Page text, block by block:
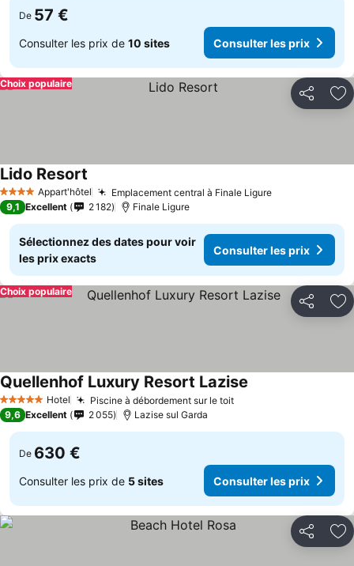
De 57 €
Consulter les prix de 10 sites Consulter les prix
Partager
Choix populaire
4 Étoiles Appart'hôtel Emplacement central à Finale Ligure
Lido Resort
9,1 Excellent 2 182 Finale Ligure
Sélectionnez des dates pour voir
les prix exacts
Consulter les prix
Partager
Choix populaire
5 Étoiles Hotel Piscine à débordement sur le toit
Quellenhof Luxury Resort Lazise
9,6 Excellent 2 055 Lazise sul Garda
De 630 €
Consulter les prix de 5 sites Consulter les prix
Partager